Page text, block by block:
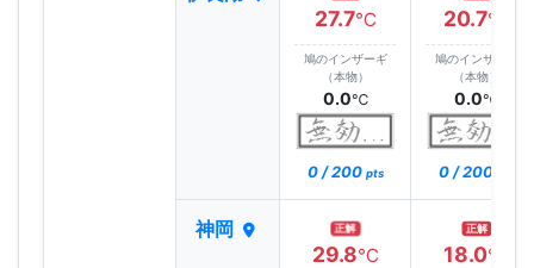
27.7℃
鳩のインザーギ
（本物）
0.0℃
0 / 200 pts
20.7℃
鳩のインザーギ
（本物）
0.0℃
0 / 200
神岡 正解
29.8℃
正解
18.0℃